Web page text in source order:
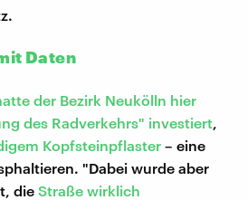
Daten
der Bezirk Neukölln hier
des Radverkehrs" investiert
Kopfsteinpflaster – eine
"Dabei wurde aber
die Straße wirklich